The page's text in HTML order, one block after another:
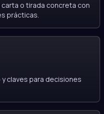
o tirada concreta con
prácticas.
claves para decisiones